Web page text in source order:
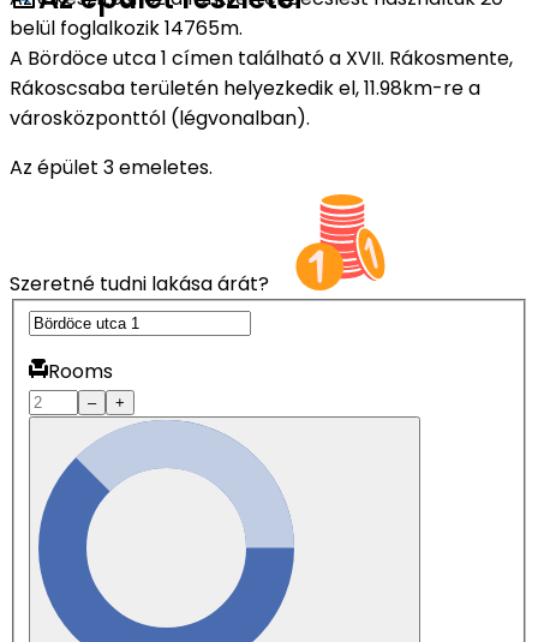
belül foglalkozik 14765m.
A Bördöce utca 1 címen található a XVII. Rákosmente,
Rákoscsaba területén helyezkedik el, 11.98km-re a
városközponttól (légvonalban).
Az épület 3 emeletes.
Szeretné tudni lakása árát?
Rooms
– +